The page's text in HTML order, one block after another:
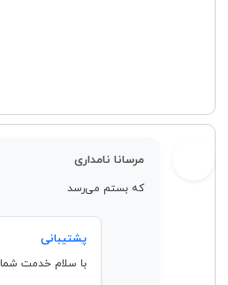
مرسانا نامداری
که بستم می‌رسد
پشتیبانی
با سلام خدمت شما